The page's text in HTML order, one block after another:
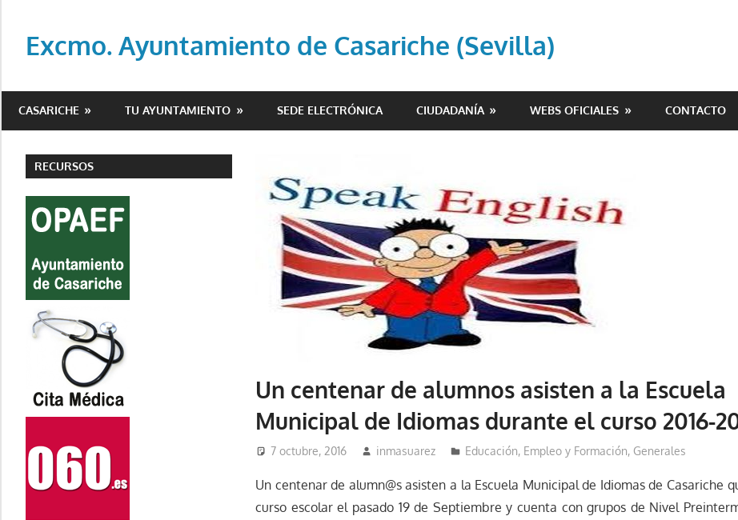
contenido
Excmo. Ayuntamiento de Casariche (Sevilla)
del
de
Casariche
CASARICHE TU AYUNTAMIENTO SEDE ELECTRÓNICA CIUDADANÍA WEBS OFICIALES CONTACTO
Un centenar de alumnos asisten a la Escuela
Municipal de Idiomas durante el curso 2016-
7 octubre, 2016 inmasuarez Educación, Empleo y Formación, Generales
Un centenar de alumn@s asisten a la Escuela Municipal de Idiomas de Casariche
curso escolar el pasado 19 de Septiembre y cuenta con grupos de Nivel
RECURSOS